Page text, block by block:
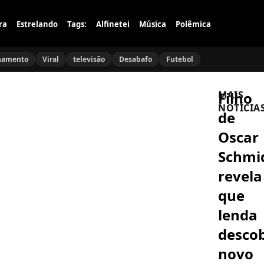
Estrelando Tags: Alfinetei Música Polêmica
Viral televisão Desabafo Futebol
Filho
de
Oscar
revela
que
lenda
novo
MAIS
ESPORTE
Rebeca
Andrade
Arrebenta
com
Melhor
do
Mundo
no
BRASIL
Lula
retoma
com
sobre
Ana